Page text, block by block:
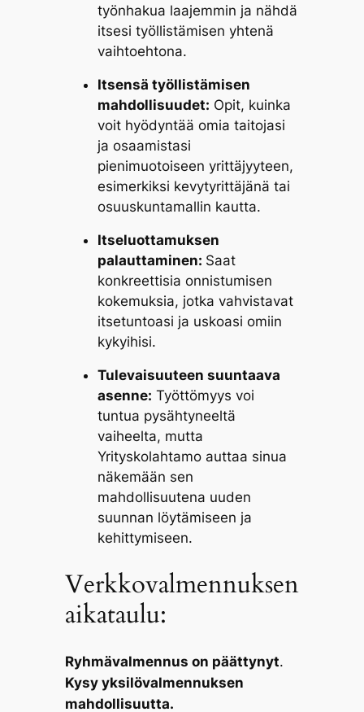
työnhakua laajemmin ja nähdä
itsesi työllistämisen yhtenä
vaihtoehtona.
Itsensä työllistämisen
mahdollisuudet: Opit, kuinka
voit hyödyntää omia taitojasi
ja osaamistasi
pienimuotoiseen yrittäjyyteen,
esimerkiksi kevytyrittäjänä tai
osuuskuntamallin kautta.
Itseluottamuksen
palauttaminen: Saat
konkreettisia onnistumisen
kokemuksia, jotka vahvistavat
itsetuntoasi ja uskoasi omiin
kykyihisi.
Tulevaisuuteen suuntaava
asenne: Työttömyys voi
tuntua pysähtyneeltä
vaiheelta, mutta
Yrityskolahtamo auttaa sinua
näkemään sen
mahdollisuutena uuden
suunnan löytämiseen ja
kehittymiseen.
Verkkovalmennuksen
aikataulu:
Ryhmävalmennus on päättynyt.
Kysy yksilövalmennuksen
mahdollisuutta.